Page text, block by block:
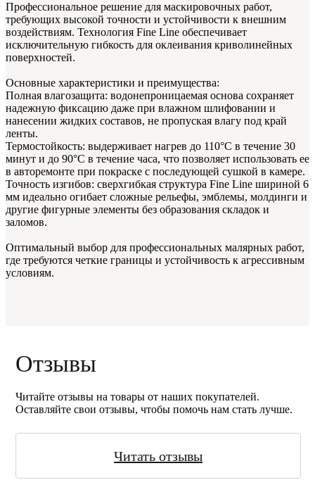
Профессиональное решение для маскировочных работ,
требующих высокой точности и устойчивости к внешним
воздействиям. Технология Fine Line обеспечивает
исключительную гибкость для оклеивания криволинейных
поверхностей.
Основные характеристики и преимущества:
Полная влагозащита: водонепроницаемая основа сохраняет
надежную фиксацию даже при влажном шлифовании и
нанесении жидких составов, не пропуская влагу под край
ленты.
Термостойкость: выдерживает нагрев до 110°C в течение 30
минут и до 90°C в течение часа, что позволяет использовать ее
в авторемонте при покраске с последующей сушкой в камере.
Точность изгибов: сверхгибкая структура Fine Line шириной 6
мм идеально огибает сложные рельефы, эмблемы, молдинги и
другие фигурные элементы без образования складок и
заломов.
Оптимальный выбор для профессиональных малярных работ,
где требуются четкие границы и устойчивость к агрессивным
условиям.
Отзывы
Читайте отзывы на товары от наших покупателей.
Оставляйте свои отзывы, чтобы помочь нам стать лучше.
Читать отзывы